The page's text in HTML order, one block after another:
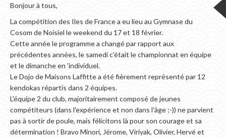
Bonjour à tous,
La compétition des Iles de France a eu lieu au Gymnase du
Cosom de Noisiel le weekend du 17 et 18 février.
Cette année le programme a changé par rapport aux
précédentes années, le samedi c'était le championnat en équipe
et le dimanche en 'individuel.
Le Dojo de Maisons Laffitte a été fièrement représenté par 12
kendokas répartis dans 2 équipes.
L'équipe 2 du club, majoritairement composé de jeunes
compétiteurs (dans l'expérience et non dans l'âge ;-)) ne parvient
pas à sortir de poule, mais félicitons là pour son courage et sa
détermination ! Bravo Minori, Jérome, Viriyak, Olivier, Hervé et